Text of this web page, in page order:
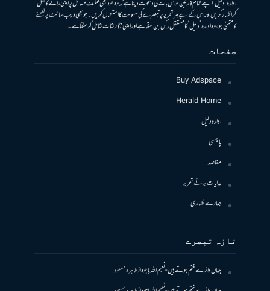
ادارہ ’دلیل‘ اپنے تمام قارئین کو اس بات کی دعوت دیتا ہے کہ وہ خود بھی مختلف مسائل پر اپنی رائے کا کھل
کر اظہار کریں اور اس کے لیے ہر تحریر پر تبصرے کی سہولت کا استعمال کریں۔ جو بھی ویب سائٹ پر لکھنے
کا متمنی ہو، وہ ادارہ ’دلیل‘ کا مستقل رکن بن سکتا ہے اور اپنی نگارشات شامل کرسکتا ہے۔
صفحات
Buy Adspace
Herald Home
ادارہ دلیل
پالیسی
مقاصد
ہدایات برائے تحریر
ہمارے لکھاری
تازہ تبصرے
جہاں دائرے ختم ہوتے ہیں- نعیم اللہ باجوہازطاہرہ مسعود